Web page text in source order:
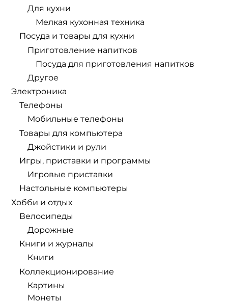
Для кухни
Мелкая кухонная техника
Посуда и товары для кухни
Приготовление напитков
Посуда для приготовления напитков
Другое
Электроника
Телефоны
Мобильные телефоны
Товары для компьютера
Джойстики и рули
Игры, приставки и программы
Игровые приставки
Настольные компьютеры
Хобби и отдых
Велосипеды
Дорожные
Книги и журналы
Книги
Коллекционирование
Картины
Монеты